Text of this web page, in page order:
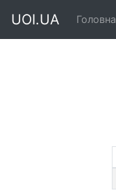
UOI.UA Головна